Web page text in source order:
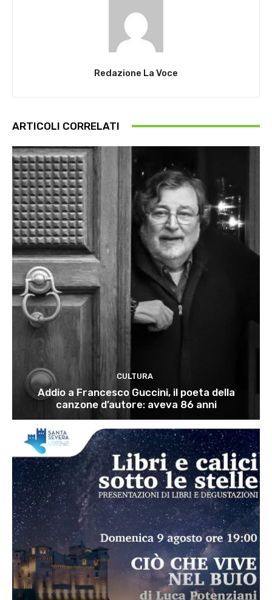
Redazione La Voce
ARTICOLI CORRELATI
CULTURA
Addio a Francesco Guccini, il poeta della
canzone d’autore: aveva 86 anni